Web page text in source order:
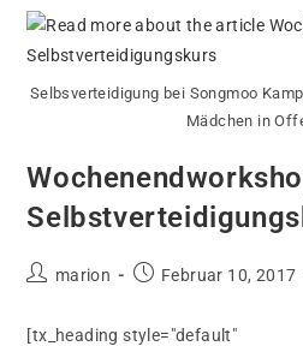
Selbsverteidigung bei Songmoo
Mädchen in
Beitrags-
marion
BeitragFebruar 10, 2017
[tx_heading style="default"